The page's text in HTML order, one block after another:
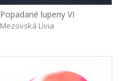
Popadané lupeny VI
Mezovská Livia